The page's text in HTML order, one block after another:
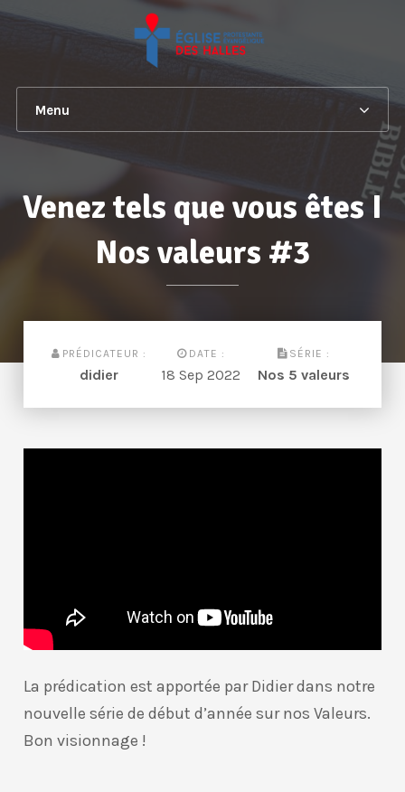
Menu
Venez tels que vous êtes I
Nos valeurs #3
PRÉDICATEUR :
didier
DATE :
18 Sep 2022
SÉRIE :
Nos 5 valeurs
La prédication est apportée par Didier dans notre
nouvelle série de début d’année sur nos Valeurs.
Bon visionnage !